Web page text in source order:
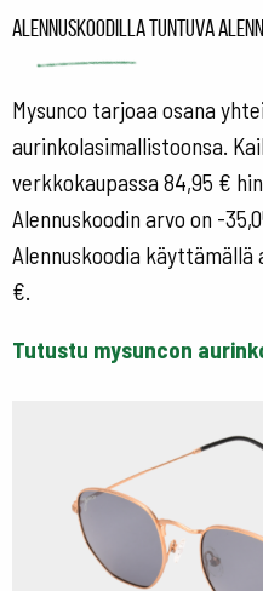
Alennuskoodilla tuntuva
Mysunco tarjoaa osana
aurinkolasimallistoonsa.
verkkokaupassa 84,95 €
Alennuskoodin arvo on -
Alennuskoodia käyttämällä
€.
Tutustu mysuncon